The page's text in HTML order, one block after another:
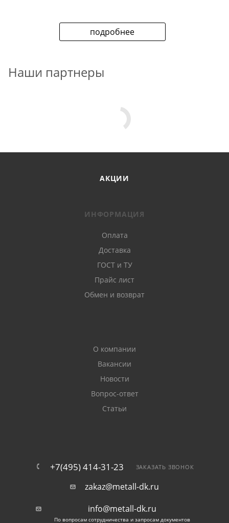
подробнее
Наши партнеры
АКЦИИ
ИНФОРМАЦИЯ
Оплата
Доставка
ГОСТ и ТУ
Прайс лист
Обмен и возврат
О компании
Вакансии
Новости
Вопрос-ответ
Статьи
+7(495) 414-31-23 ЗАКАЗАТЬ ЗВОНОК
zakaz@metall-dk.ru
info@metall-dk.ru
По вопросам сотрудничества и запросам документов